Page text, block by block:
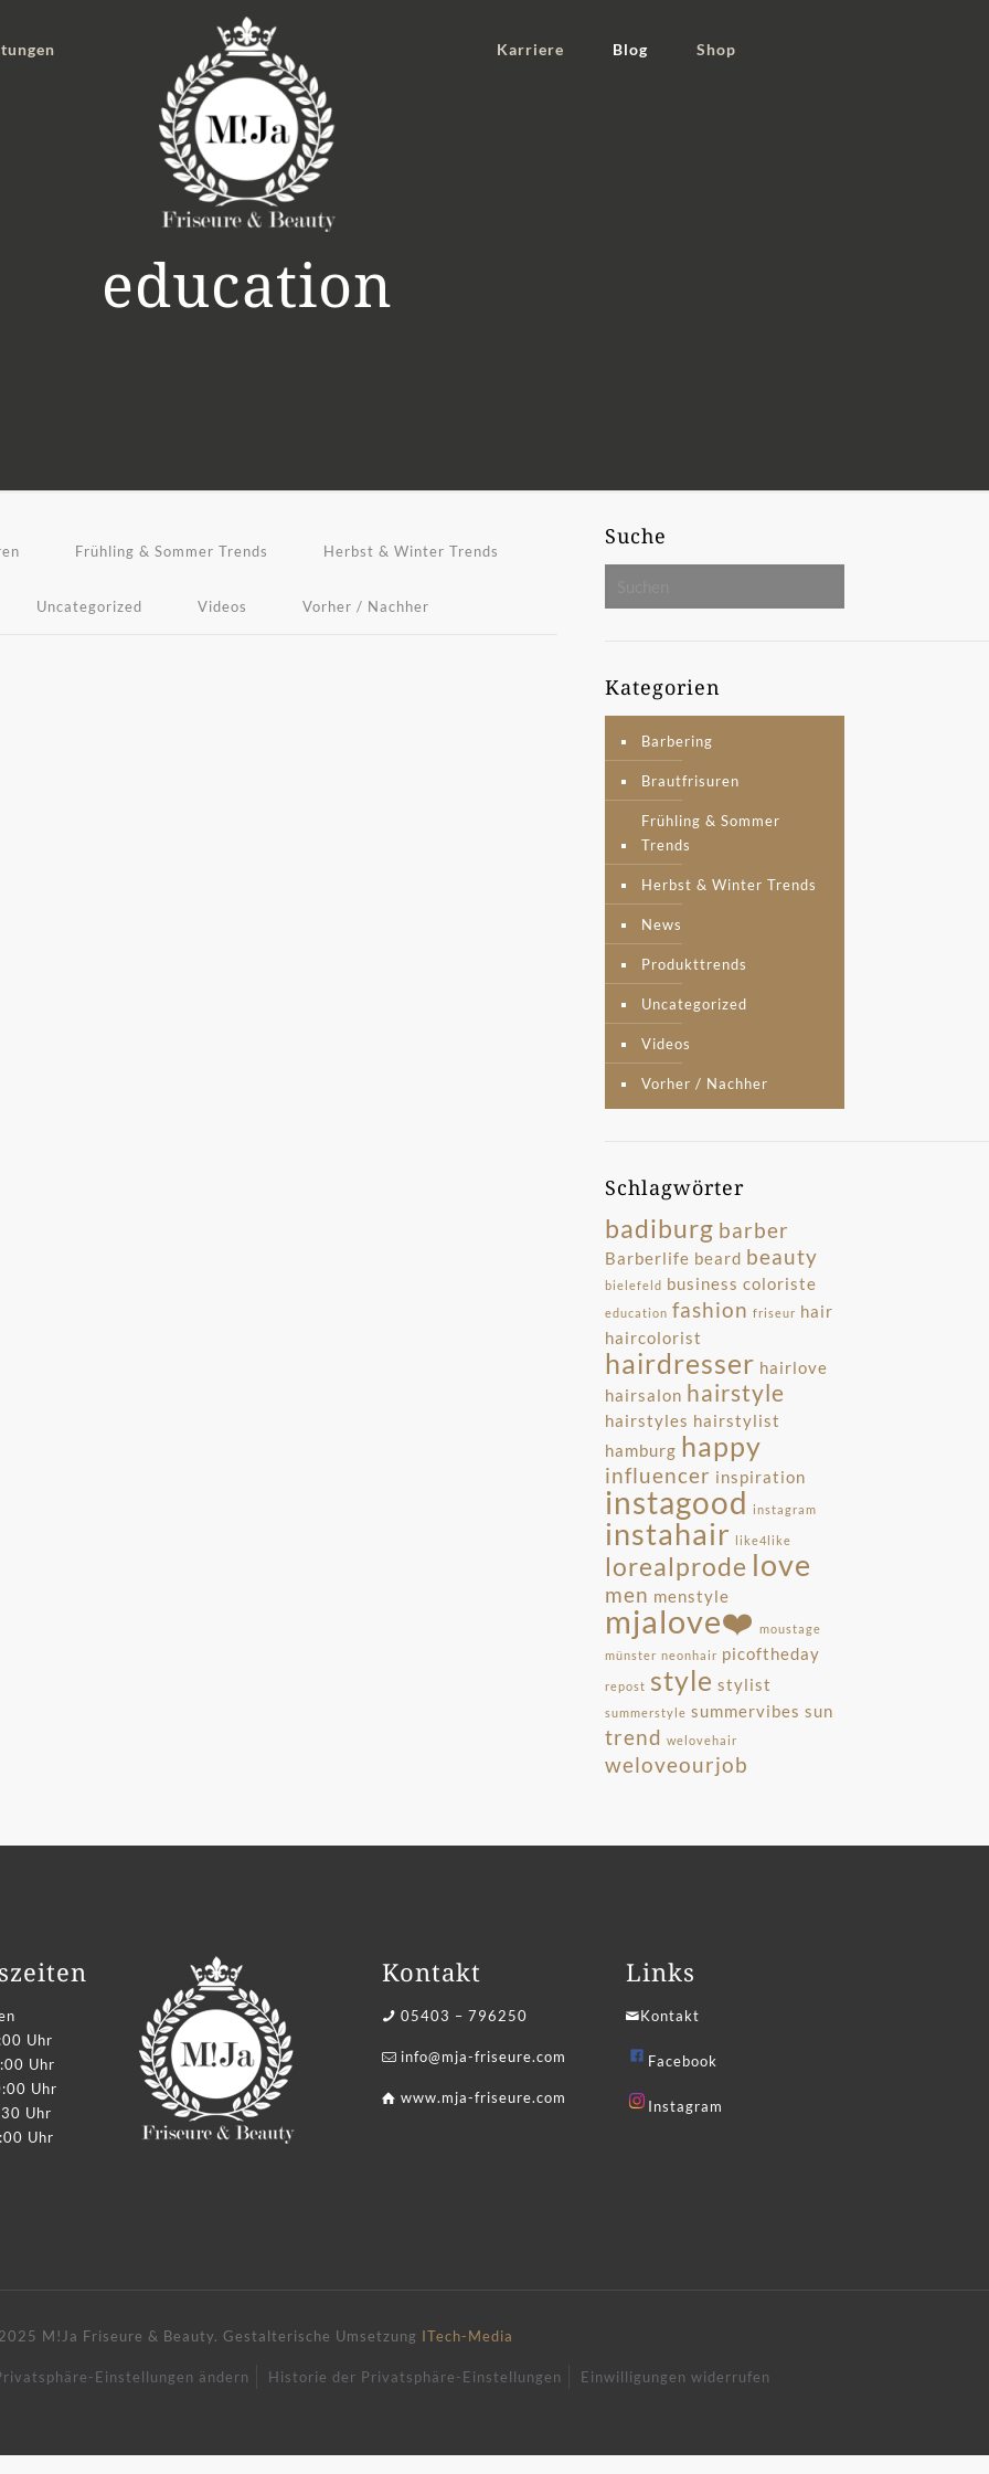
Karriere Blog Shop
education
Frühling & Sommer Trends Herbst & Winter Trends
Uncategorized Videos Vorher / Nachher
Suche
Kategorien
Barbering
Brautfrisuren
Frühling & Sommer
Trends
Herbst & Winter Trends
News
Produkttrends
Uncategorized
Videos
Vorher / Nachher
Schlagwörter
badiburg barber
Barberlife beard beauty
bielefeld business coloriste
education fashion friseur hair
haircolorist
hairdresser hairlove
hairsalon hairstyle
hairstyles hairstylist
hamburg happy
influencer inspiration
instagood instagram
instahair like4like
lorealprode love
men menstyle
mjalove❤️ moustage
münster neonhair picoftheday
repost style stylist
summerstyle summervibes sun
trend welovehair
weloveourjob
Uhr
Uhr
Uhr
Uhr
Uhr
Kontakt
05403 – 796250
info@mja-friseure.com
www.mja-friseure.com
Links
Kontakt
Facebook
Instagram
M!Ja Friseure & Beauty. Gestalterische Umsetzung ITech-Media
Einstellungen ändern Historie der Privatsphäre-Einstellungen Einwilligungen widerrufen